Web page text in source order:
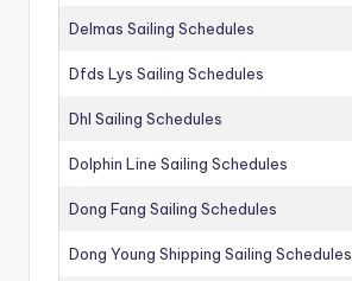
Delmas Sailing Schedules
Dfds Lys Sailing Schedules
Dhl Sailing Schedules
Dolphin Line Sailing Schedules
Dong Fang Sailing Schedules
Dong Young Shipping Sailing Schedules